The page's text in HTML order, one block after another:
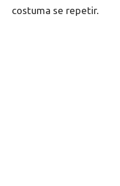
costuma se repetir.